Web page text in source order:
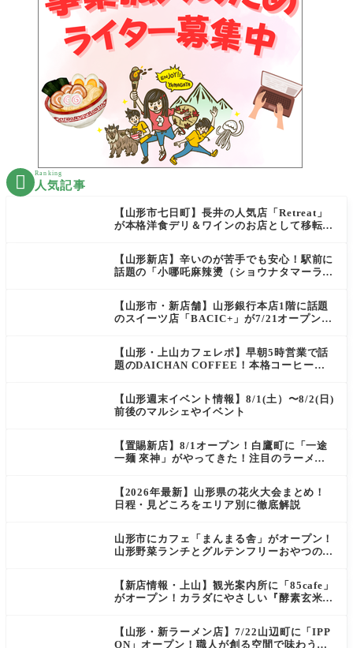
 Ranking
人気記事
【山形市七日町】長井の人気店「Retreat」
が本格洋食デリ＆ワインのお店として移転オ
【山形新店】辛いのが苦手でも安心！駅前に
話題の「小哪吒麻辣燙（ショウナタマーラー
【山形市・新店舗】山形銀行本店1階に話題
のスイーツ店「BACIC+」が7/21オープン！
【山形・上山カフェレポ】早朝5時営業で話
題のDAICHAN COFFEE！本格コーヒーを
【山形週末イベント情報】8/1(土）〜8/2(日)
前後のマルシェやイベント
【置賜新店】8/1オープン！白鷹町に「一途
一麺 來神」がやってきた！注目のラーメン
【2026年最新】山形県の花火大会まとめ！
日程・見どころをエリア別に徹底解説
山形市にカフェ「まんまる舎」がオープン！
山形野菜ランチとグルテンフリーおやつの新
【新店情報・上山】観光案内所に「85cafe」
がオープン！カラダにやさしい『酵素玄米お
【山形・新ラーメン店】7/22山辺町に「IPP
ON」オープン！職人が創る空間で味わう